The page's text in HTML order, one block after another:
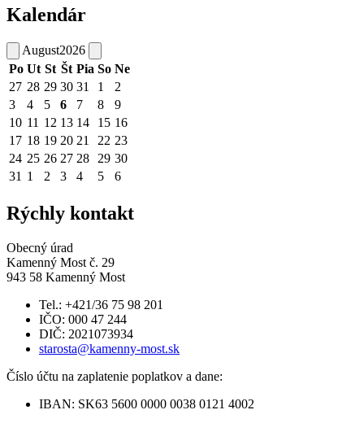
Kalendár
August2026
Po Ut St Št Pia So Ne
27 28 29 30 31 1
2
3
4 5 6 7 8
9
10 11 12 13 14 15 16
17 18 19 20 21 22 23
24 25 26 27 28 29 30
31 1 2 3 4 5 6
Rýchly kontakt
Obecný úrad
Kamenný Most č. 29
943 58 Kamenný Most
Tel.: +421/36 75 98 201
IČO: 000 47 244
DIČ: 2021073934
starosta@kamenny-most.sk
Číslo účtu na zaplatenie poplatkov a dane:
IBAN: SK63 5600 0000 0038 0121 4002